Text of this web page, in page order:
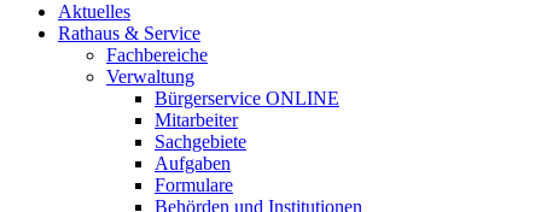
Aktuelles
Rathaus & Service
Fachbereiche
Verwaltung
Bürgerservice ONLINE
Mitarbeiter
Sachgebiete
Aufgaben
Formulare
Behörden und Institutionen